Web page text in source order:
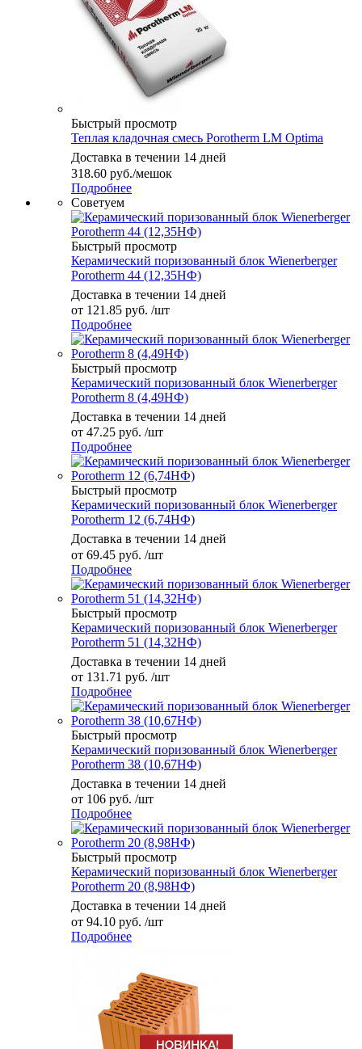
Быстрый просмотр
Теплая кладочная смесь Porotherm LM Optima
Доставка в течении 14 дней
318.60 руб./мешок
Подробнее
Советуем
Быстрый просмотр
Керамический поризованный блок Wienerberger
Porotherm 44 (12,35НФ)
Доставка в течении 14 дней
от 121.85 руб. /шт
Подробнее
Быстрый просмотр
Керамический поризованный блок Wienerberger
Porotherm 8 (4,49НФ)
Доставка в течении 14 дней
от 47.25 руб. /шт
Подробнее
Быстрый просмотр
Керамический поризованный блок Wienerberger
Porotherm 12 (6,74НФ)
Доставка в течении 14 дней
от 69.45 руб. /шт
Подробнее
Быстрый просмотр
Керамический поризованный блок Wienerberger
Porotherm 51 (14,32НФ)
Доставка в течении 14 дней
от 131.71 руб. /шт
Подробнее
Быстрый просмотр
Керамический поризованный блок Wienerberger
Porotherm 38 (10,67НФ)
Доставка в течении 14 дней
от 106 руб. /шт
Подробнее
Быстрый просмотр
Керамический поризованный блок Wienerberger
Porotherm 20 (8,98НФ)
Доставка в течении 14 дней
от 94.10 руб. /шт
Подробнее